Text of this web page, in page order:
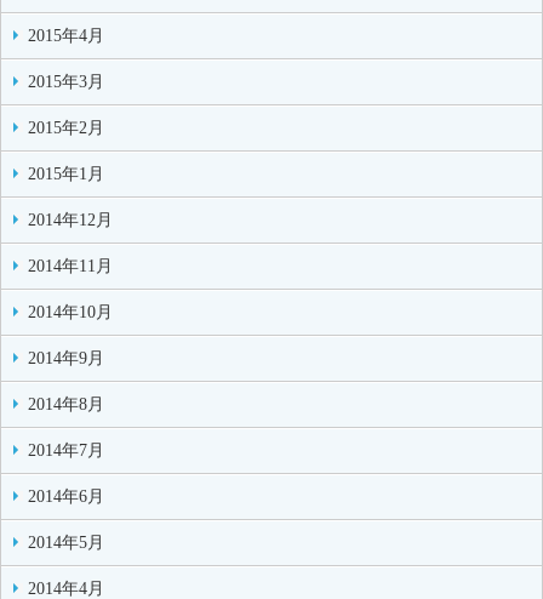
2015年4月
2015年3月
2015年2月
2015年1月
2014年12月
2014年11月
2014年10月
2014年9月
2014年8月
2014年7月
2014年6月
2014年5月
2014年4月